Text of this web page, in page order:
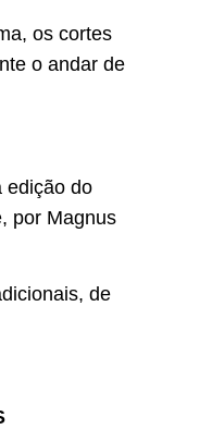
os cortes
o andar de
edição do
por Magnus
de